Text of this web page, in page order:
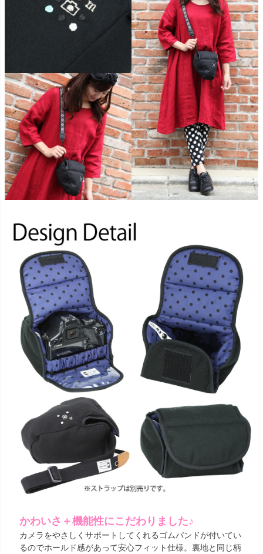
かわいさ＋機能性にこだわりました♪
カメラをやさしくサポートしてくれるゴムバンドが付いてい
るのでホールド感があって安心フィット仕様。裏地と同じ柄